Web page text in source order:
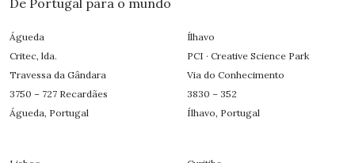
Águeda
Critec, lda.
Travessa da Gândara
3750 – 727 Recardães
Águeda, Portugal
Ílhavo
PCI · Creative Science Park
Via do Conhecimento
3830 – 352
Ílhavo, Portugal